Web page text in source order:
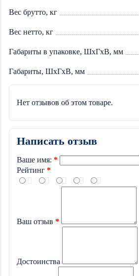
Вес брутто, кг
Вес нетто, кг
Габариты в упаковке, ШхГхВ, мм
Габариты, ШхГхВ, мм
Нет отзывов об этом товаре.
Написать отзыв
Ваше имя:
Рейтинг
Ваш отзыв
Достоинства